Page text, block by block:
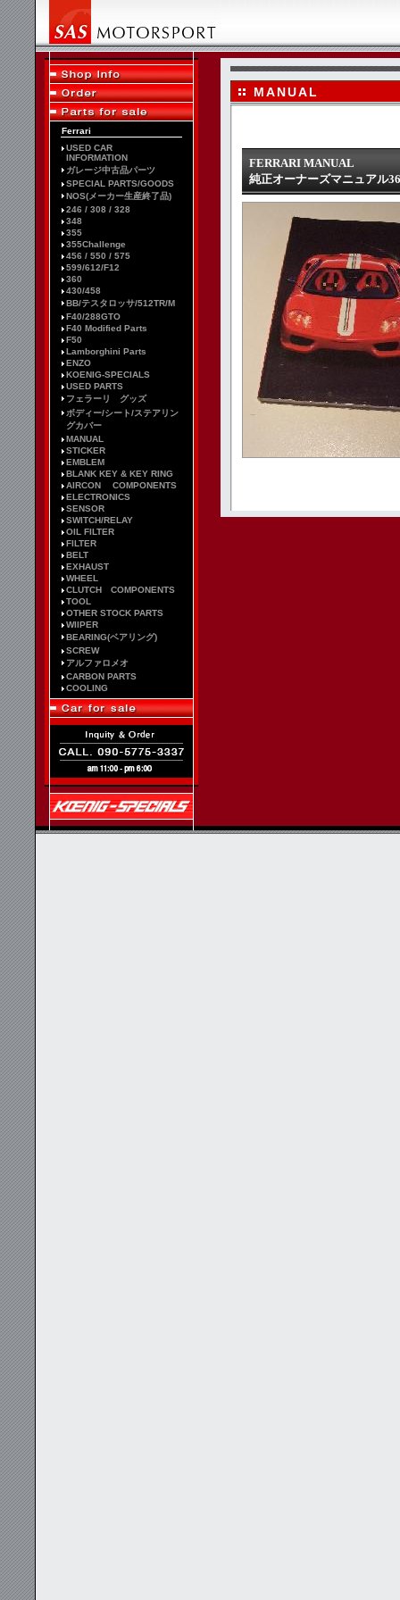
Ferrari
USED CAR
INFORMATION
ガレージ中古品パーツ
SPECIAL PARTS/GOODS
NOS(メーカー生産終了品)
246 / 308 / 328
348
355
355Challenge
456 / 550 / 575
599/612/F12
360
430/458
BB/テスタロッサ/512TR/M
F40/288GTO
F40 Modified Parts
F50
Lamborghini Parts
ENZO
KOENIG-SPECIALS
USED PARTS
フェラーリ グッズ
ボディー/シート/ステアリン
グカバー
MANUAL
STICKER
EMBLEM
BLANK KEY & KEY RING
AIRCON COMPONENTS
ELECTRONICS
SENSOR
SWITCH/RELAY
OIL FILTER
FILTER
BELT
EXHAUST
WHEEL
CLUTCH COMPONENTS
TOOL
OTHER STOCK PARTS
WIIPER
BEARING(ベアリング)
SCREW
アルファロメオ
CARBON PARTS
COOLING
MANUAL
FERRARI MANUAL
純正オーナーズマニュアル